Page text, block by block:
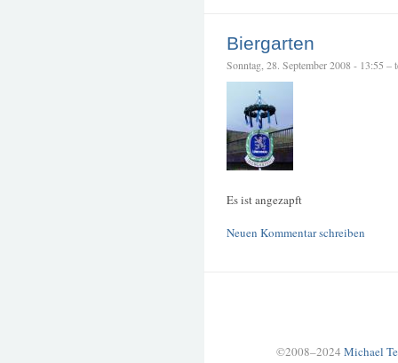
Biergarten
Sonntag, 28. September 2008 - 13:55 –
Es ist angezapft
Neuen Kommentar schreiben
©2008–2024 Michael